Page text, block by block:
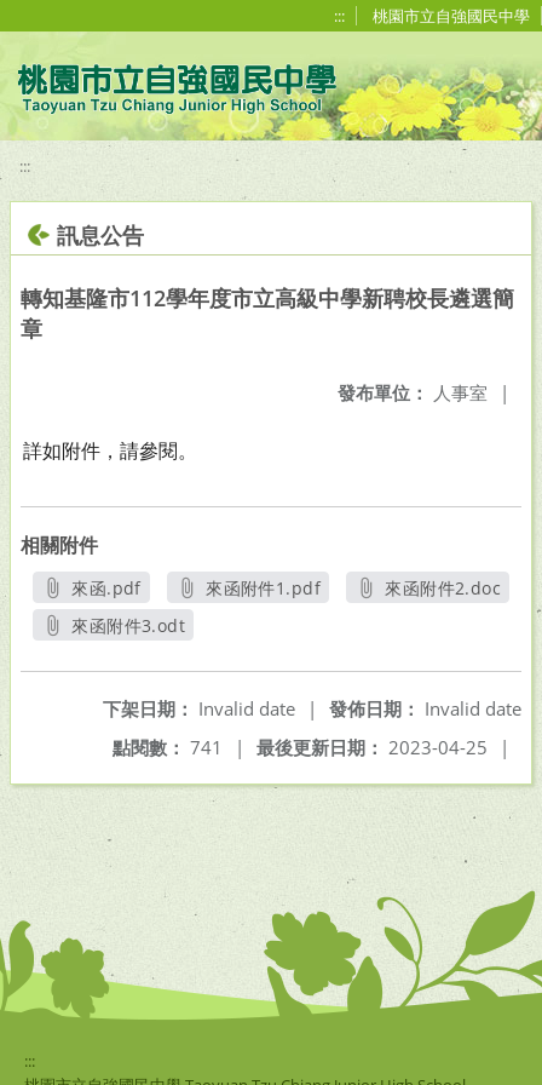
::: 桃園市立自強國民中學
:::
訊息公告
轉知基隆市112學年度市立高級中學新聘校長遴選簡
章
發布單位： 人事室 |
詳如附件，請參閱。
相關附件
來函.pdf
另開新視窗
來函附件1.pdf
來函附件2.doc
來函附件3.odt
發佈日期： Invalid date
下架日期： Invalid date
|
最後更新日期： 2023-04-25 |
點閱數： 741 |
:::